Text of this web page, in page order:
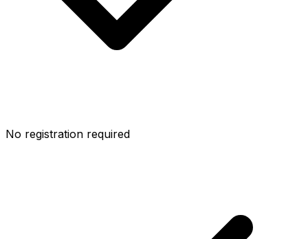
No registration required